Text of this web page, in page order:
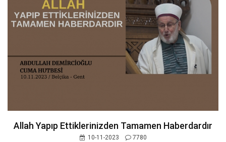
Allah Yapıp Ettiklerinizden Tamamen Haberdardır
10-11-2023
7780